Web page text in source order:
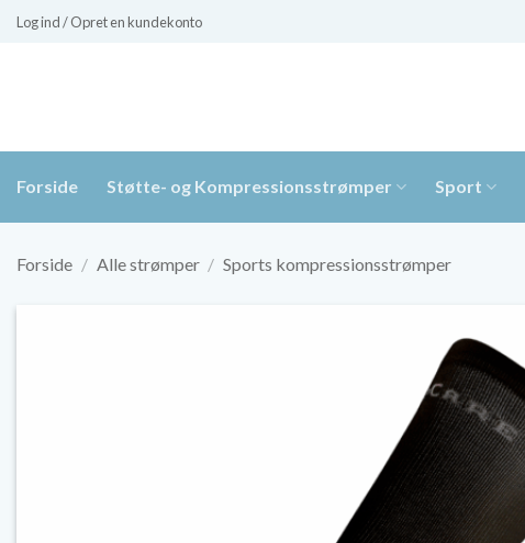
Fortsæt
Log ind / Opret en kundekonto
Forside Støtte- og Kompressionsstrømper Sport
Forside / Alle strømper / Sports kompressionsstrømper